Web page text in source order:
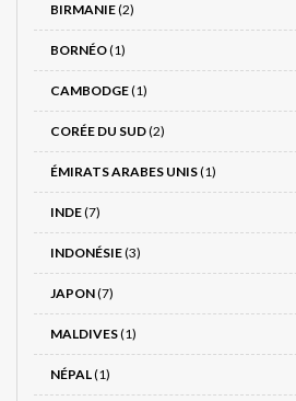
BIRMANIE(2)
BORNÉO(1)
CAMBODGE(1)
CORÉE DU SUD(2)
ÉMIRATS ARABES UNIS(1)
INDE(7)
INDONÉSIE(3)
JAPON(7)
MALDIVES(1)
NÉPAL(1)